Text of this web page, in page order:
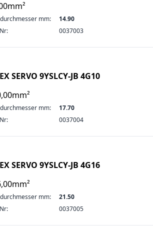
mm:
14.90
0037003
SERVO 9YSLCY-JB 4G10
mm:
17.70
0037004
SERVO 9YSLCY-JB 4G16
mm:
21.50
0037005